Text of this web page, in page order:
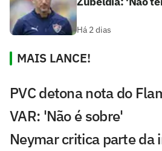
Há 2 dias
MAIS LANCE!
PVC detona nota do
VAR: 'Não é sobre'
Neymar critica parte da